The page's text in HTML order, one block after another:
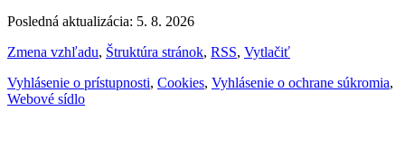
Posledná aktualizácia: 5. 8. 2026
Zmena vzhľadu, Štruktúra stránok, RSS, Vytlačiť
Vyhlásenie o prístupnosti, Cookies, Vyhlásenie o ochrane súkromia,
Webové sídlo